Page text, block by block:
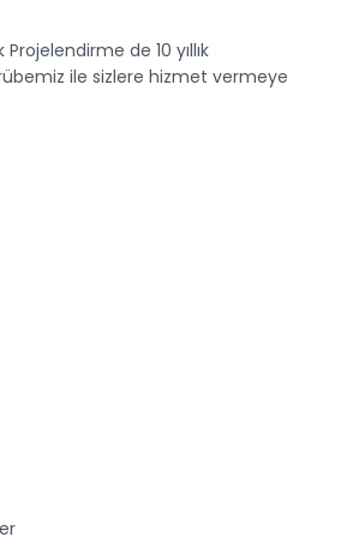
Projelendirme de 10 yıllık
ile sizlere hizmet vermeye